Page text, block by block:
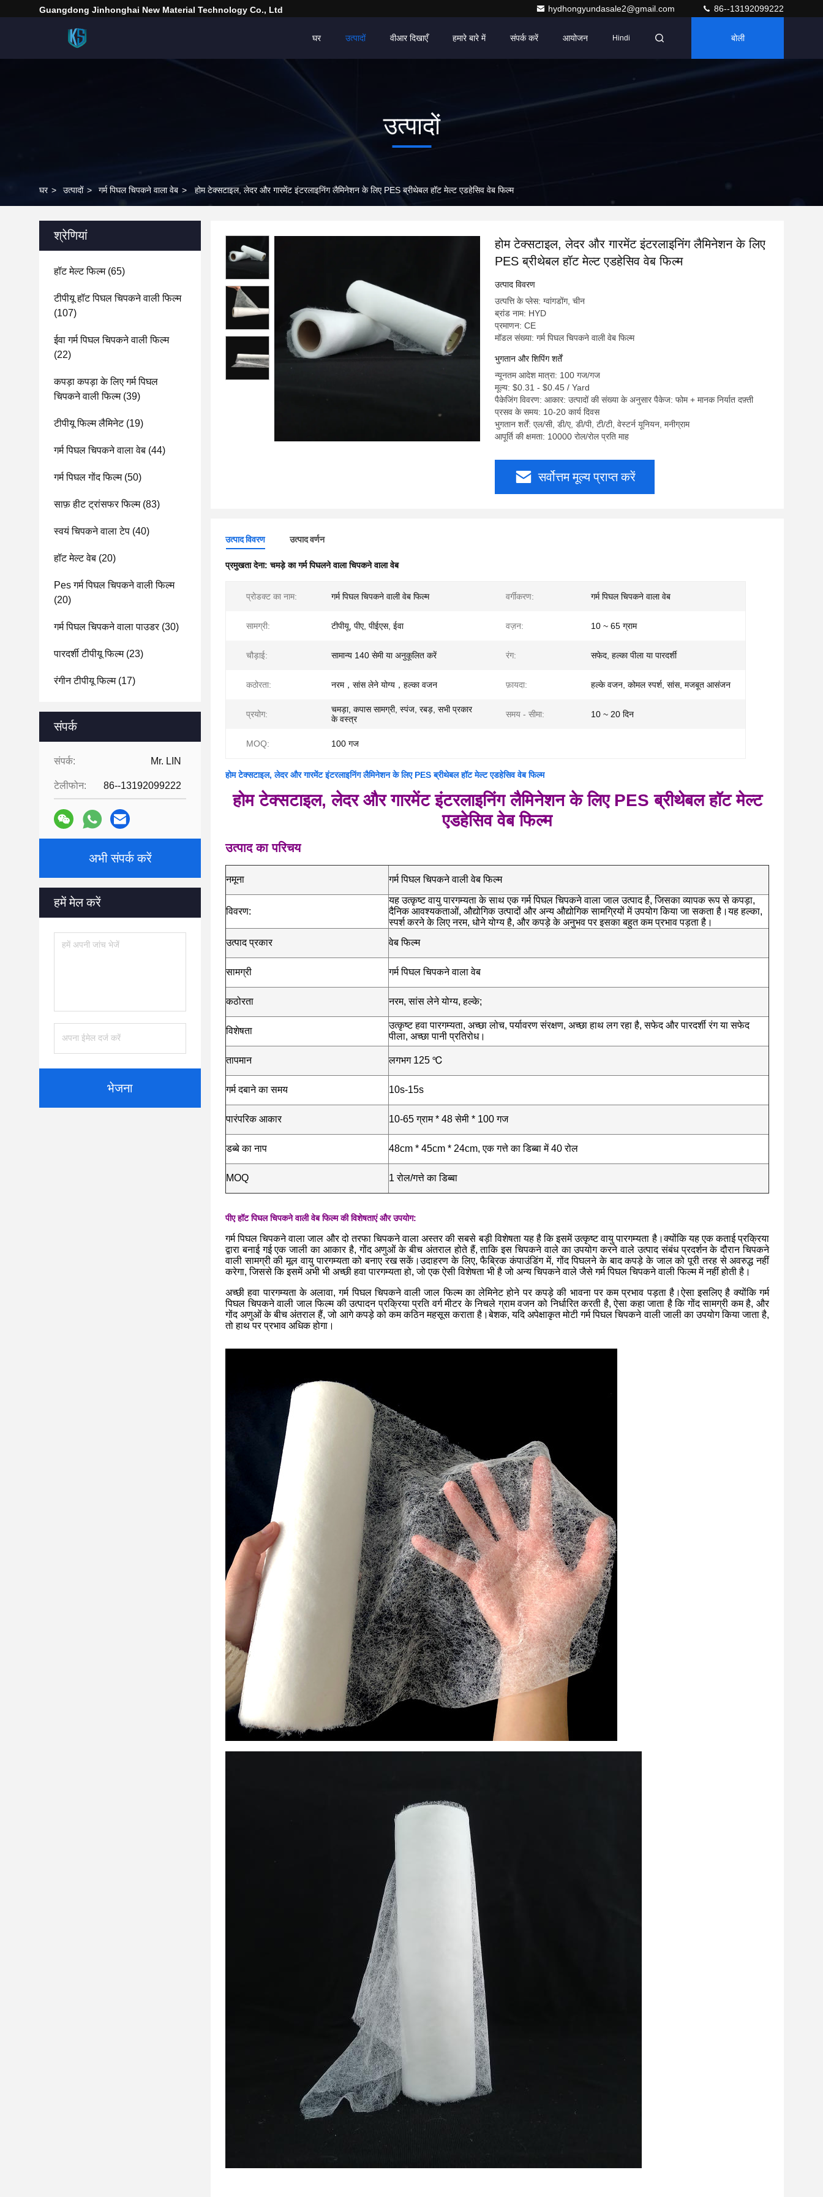
Guangdong Jinhonghai New Material Technology Co., Ltd hydhongyundasale2@gmail.com 86--13192099222
घर उत्पादों वीआर दिखाएँ हमारे बारे में संपर्क करें आयोजन Hindi बोली
उत्पादों
घर > उत्पादों > गर्म पिघल चिपकने वाला वेब > होम टेक्सटाइल, लेदर और गारमेंट इंटरलाइनिंग लैमिनेशन के लिए PES ब्रीथेबल हॉट मेल्ट एडहेसिव वेब फिल्म
श्रेणियां
हॉट मेल्ट फिल्म(65)
टीपीयू हॉट पिघल चिपकने वाली फिल्म
(107)
ईवा गर्म पिघल चिपकने वाली फिल्म
(22)
कपड़ा कपड़ा के लिए गर्म पिघल
चिपकने वाली फिल्म(39)
टीपीयू फिल्म लैमिनेट(19)
गर्म पिघल चिपकने वाला वेब (44)
गर्म पिघल गोंद फिल्म(50)
साफ़ हीट ट्रांसफर फिल्म(83)
स्वयं चिपकने वाला टेप (40)
हॉट मेल्ट वेब (20)
Pes गर्म पिघल चिपकने वाली फिल्म
(20)
गर्म पिघल चिपकने वाला पाउडर(30)
पारदर्शी टीपीयू फिल्म(23)
रंगीन टीपीयू फिल्म(17)
संपर्क
संपर्क: Mr. LIN
टेलीफोन: 86--13192099222
अभी संपर्क करें
हमें मेल करें
भेजना
होम टेक्सटाइल, लेदर और गारमेंट इंटरलाइनिंग लैमिनेशन के लिए
PES ब्रीथेबल हॉट मेल्ट एडहेसिव वेब फिल्म
उत्पाद विवरण
उत्पत्ति के प्लेस: ग्वांगडोंग, चीन
ब्रांड नाम: HYD
प्रमाणन: CE
मॉडल संख्या: गर्म पिघल चिपकने वाली वेब फिल्म
भुगतान और शिपिंग शर्तें
न्यूनतम आदेश मात्रा: 100 गज/गज
मूल्य: $0.31 - $0.45 / Yard
पैकेजिंग विवरण: आकार: उत्पादों की संख्या के अनुसार पैकेज: फोम + मानक निर्यात दफ़्ती
प्रसव के समय: 10-20 कार्य दिवस
भुगतान शर्तें: एल/सी, डी/ए, डी/पी, टी/टी, वेस्टर्न यूनियन, मनीग्राम
आपूर्ति की क्षमता: 10000 रोल/रोल प्रति माह
सर्वोत्तम मूल्य प्राप्त करें
उत्पाद विवरण उत्पाद वर्णन
प्रमुखता देना:चमड़े का गर्म पिघलने वाला चिपकने वाला वेब
प्रोडक्ट का नाम: गर्म पिघल चिपकने वाली वेब फिल्म वर्गीकरण: गर्म पिघल चिपकने वाला वेब
सामग्री: टीपीयू, पीए, पीईएस, ईवा वज़न: 10 ~ 65 ग्राम
चौड़ाई: सामान्य 140 सेमी या अनुकूलित करें रंग: सफेद, हल्का पीला या पारदर्शी
कठोरता: नरम，सांस लेने योग्य，हल्का वजन फ़ायदा: हल्के वजन, कोमल स्पर्श, सांस, मजबूत आसंजन
प्रयोग:
चमड़ा, कपास सामग्री, स्पंज, रबड़, सभी प्रकार
के वस्त्र
समय - सीमा: 10 ~ 20 दिन
MOQ: 100 गज
होम टेक्सटाइल, लेदर और गारमेंट इंटरलाइनिंग लैमिनेशन के लिए PES ब्रीथेबल हॉट मेल्ट एडहेसिव वेब फिल्म
होम टेक्सटाइल, लेदर और गारमेंट इंटरलाइनिंग लैमिनेशन के लिए PES ब्रीथेबल हॉट मेल्ट
एडहेसिव वेब फिल्म
उत्पाद का परिचय
नमूना गर्म पिघल चिपकने वाली वेब फिल्म
विवरण:
यह उत्कृष्ट वायु पारगम्यता के साथ एक गर्म पिघल चिपकने वाला जाल उत्पाद है, जिसका व्यापक रूप से कपड़ा,
दैनिक आवश्यकताओं, औद्योगिक उत्पादों और अन्य औद्योगिक सामग्रियों में उपयोग किया जा सकता है।यह हल्का,
स्पर्श करने के लिए नरम, धोने योग्य है, और कपड़े के अनुभव पर इसका बहुत कम प्रभाव पड़ता है।
उत्पाद प्रकार
वेब फिल्म
सामग्री गर्म पिघल चिपकने वाला वेब
कठोरता नरम, सांस लेने योग्य, हल्के;
विशेषता
उत्कृष्ट हवा पारगम्यता, अच्छा लोच, पर्यावरण संरक्षण, अच्छा हाथ लग रहा है, सफेद और पारदर्शी रंग या सफेद
पीला, अच्छा पानी प्रतिरोध।
तापमान लगभग 125 ℃
गर्म दबाने का समय 10s-15s
पारंपरिक आकार 10-65 ग्राम * 48 सेमी * 100 गज
डब्बे का नाप 48cm * 45cm * 24cm, एक गत्ते का डिब्बा में 40 रोल
MOQ 1 रोल/गत्ते का डिब्बा
पीए हॉट पिघल चिपकने वाली वेब फिल्म की विशेषताएं और उपयोग:
गर्म पिघल चिपकने वाला जाल और दो तरफा चिपकने वाला अस्तर की सबसे बड़ी विशेषता यह है कि इसमें उत्कृष्ट वायु पारगम्यता है।क्योंकि यह एक कताई प्रक्रिया
द्वारा बनाई गई एक जाली का आकार है, गोंद अणुओं के बीच अंतराल होते हैं, ताकि इस चिपकने वाले का उपयोग करने वाले उत्पाद संबंध प्रदर्शन के दौरान चिपकने
वाली सामग्री की मूल वायु पारगम्यता को बनाए रख सकें।उदाहरण के लिए, फैब्रिक कंपाउंडिंग में, गोंद पिघलने के बाद कपड़े के जाल को पूरी तरह से अवरुद्ध नहीं
करेगा, जिससे कि इसमें अभी भी अच्छी हवा पारगम्यता हो, जो एक ऐसी विशेषता भी है जो अन्य चिपकने वाले जैसे गर्म पिघल चिपकने वाली फिल्म में नहीं होती है।
अच्छी हवा पारगम्यता के अलावा, गर्म पिघल चिपकने वाली जाल फिल्म का लेमिनेट होने पर कपड़े की भावना पर कम प्रभाव पड़ता है।ऐसा इसलिए है क्योंकि गर्म
पिघल चिपकने वाली जाल फिल्म की उत्पादन प्रक्रिया प्रति वर्ग मीटर के निचले ग्राम वजन को निर्धारित करती है, ऐसा कहा जाता है कि गोंद सामग्री कम है, और
गोंद अणुओं के बीच अंतराल हैं, जो आगे कपड़े को कम कठिन महसूस कराता है।बेशक, यदि अपेक्षाकृत मोटी गर्म पिघल चिपकने वाली जाली का उपयोग किया जाता है,
तो हाथ पर प्रभाव अधिक होगा।